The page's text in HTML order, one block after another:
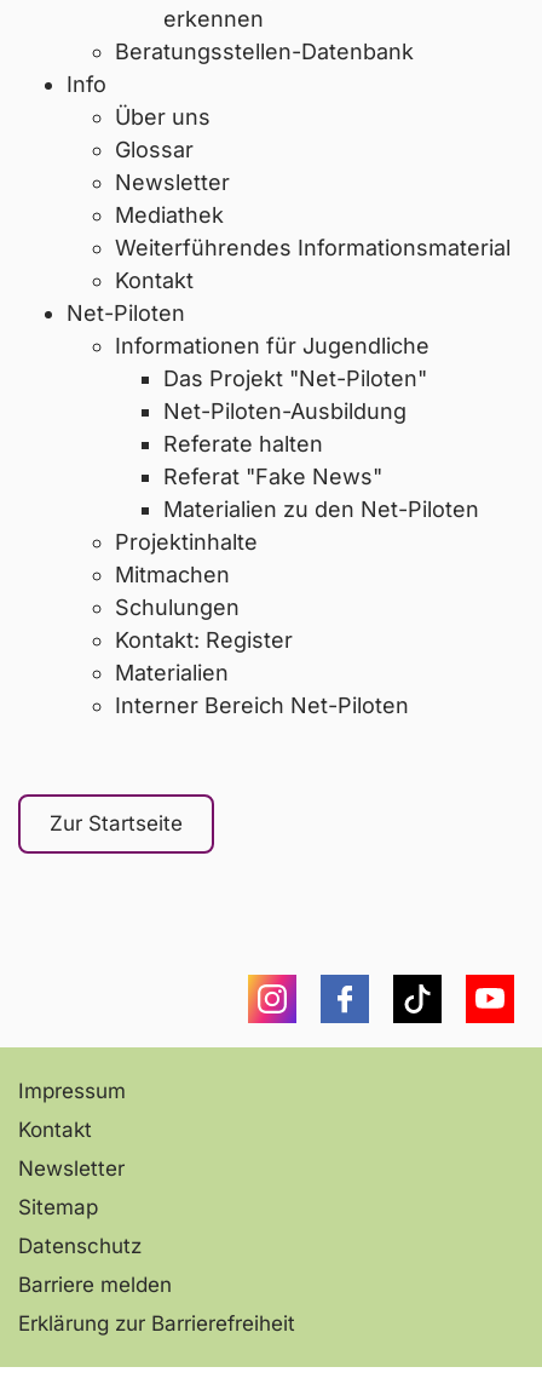
erkennen
Beratungsstellen-Datenbank
Info
Über uns
Glossar
Newsletter
Mediathek
Weiterführendes Informationsmaterial
Kontakt
Net-Piloten
Informationen für Jugendliche
Das Projekt "Net-Piloten"
Net-Piloten-Ausbildung
Referate halten
Referat "Fake News"
Materialien zu den Net-Piloten
Projektinhalte
Mitmachen
Schulungen
Kontakt: Register
Materialien
Interner Bereich Net-Piloten
Zur Startseite
Instagram Facebook Tiktok
Impressum
Kontakt
Newsletter
Sitemap
Datenschutz
Barriere melden
Erklärung zur Barrierefreiheit